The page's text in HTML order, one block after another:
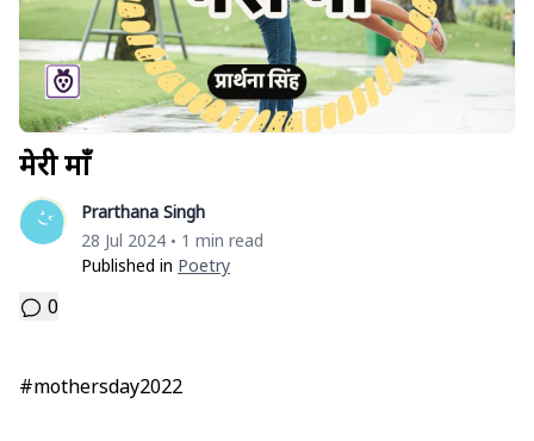
मेरी माँ
Prarthana Singh
28 Jul 2024 • 1 min read
Published in Poetry
0
#mothersday2022